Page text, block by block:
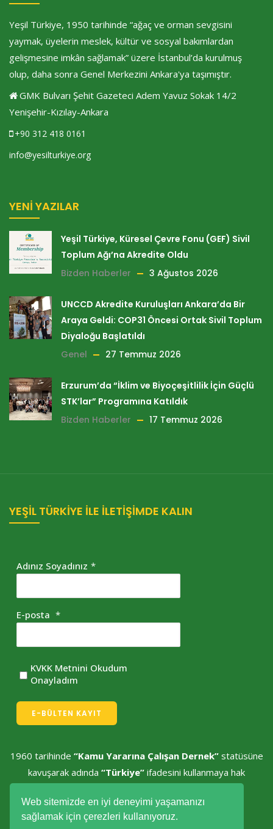
Web sitemizde en iyi deneyimi yaşamanızı
sağlamak için çerezleri kullanıyoruz.
Yeşil Türkiye, 1950 tarihinde “ağaç ve orman sevgisini
yaymak, üyelerin meslek, kültür ve sosyal bakımlardan
gelişmesine imkân sağlamak” üzere İstanbul’da kurulmuş
olup, daha sonra Genel Merkezini Ankara'ya taşımıştır.
GMK Bulvarı Şehit Gazeteci Adem Yavuz Sokak 14/2
Yenişehir-Kızılay-Ankara
+90 312 418 0161
info@yesilturkiye.org
YENI YAZILAR
Yeşil Türkiye, Küresel Çevre Fonu (GEF) Sivil
Toplum Ağı’na Akredite Oldu
Bizden Haberler
3 Ağustos 2026
UNCCD Akredite Kuruluşları Ankara’da Bir
Araya Geldi: COP31 Öncesi Ortak Sivil Toplum
Diyaloğu Başlatıldı
Genel
27 Temmuz 2026
Erzurum’da “İklim ve Biyoçeşitlilik İçin Güçlü
STK’lar” Programına Katıldık
Bizden Haberler
17 Temmuz 2026
YEŞİL TÜRKİYE İLE İLETİŞİMDE KALIN
Adınız Soyadınız *
E-posta *
KVKK Metnini Okudum
Onayladım
E-BÜLTEN KAYIT
1960 tarihinde “Kamu Yararına Çalışan Dernek”statüsüne
kavuşarak adında “Türkiye” ifadesini kullanmaya hak